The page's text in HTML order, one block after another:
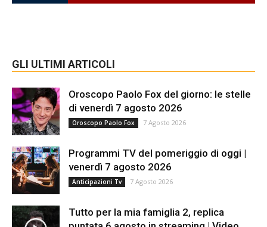
GLI ULTIMI ARTICOLI
Oroscopo Paolo Fox del giorno: le stelle
di venerdì 7 agosto 2026
Oroscopo Paolo Fox 7 Agosto 2026
Programmi TV del pomeriggio di oggi |
venerdì 7 agosto 2026
Anticipazioni Tv 7 Agosto 2026
Tutto per la mia famiglia 2, replica